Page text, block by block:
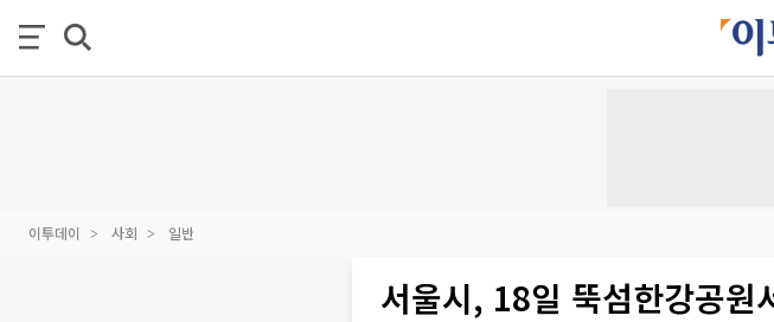
이투데이 사회 일반
서울시, 18일 뚝섬한강공